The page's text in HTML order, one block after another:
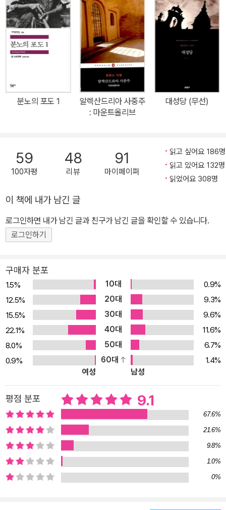
다. 서두에서부터 ‘고래’에 대한 ‘어원’ 탐구와 문헌 ‘발췌록’이 등장하
고, 작가의 체험과 도서관에서 조사하고 연구한 고래와 포경에 대한
갖가지 지식이 총망라된 이 독특한 소설은 출간 당시에는 어렵고 낯
설다는 이유로 외면당했지만 작가가 죽고 30여 년 후에 재평가되기
시작했고 오늘날 미국문학을 대표하는 걸작이 되었다. 집착과 광기에
사로잡힌 한 인간의 투쟁과 파멸을 그린 전율적인 모험소설이자 최고
의 해양문학, 미스터리와 공포가 충만한 미국식 고딕소설이자 뛰어난
상징주의 문학 또는 자연주의 문학. 이처럼 다양한 각도로 해석되고
산의 일각에 지나지 않는다. 고래에 대한 백과전서적인 이 소설은 고
래와 포경업에 관해 인류가 탐색하고 축적해온 지식들, 우주와 인간
에 대한 철학적 명상들로 가득하다. 끝없이 펼쳐지는 바다와 하늘, 거
에이해브와 모비 딕의 대결은 자연의 의지에, 우주의 힘에 대항하는
인간의 모습을 떠올리게 하고, 그때 그 바다는 우주의 섭리를, 삶의 비
극을 가르치는 장場이 된다. 부정적이고 우울한 세계관에 영혼이 마
대해 다시금 되돌아보게 된다. 24만 단어로 이루어진, 고래에 대한
방대하고도 절대적인 지식의 백과전서 19세기 미국의 포경업계는 큰
번영을 구가했다. 포경선 수는 전 유럽의 포경선을 다 합친 수의 세 배
나 많았다. 당시 미국의 고래잡이들을 오랫동안 괴롭히던 거대하고
흉포한 고래 ‘모카 딕Mocha Dick’에 대한 이야기가 1849년 《니커
보커 매거진》에 실렸는데, 이보다 앞선 1820년에 일등항해사 출신의
오웬 체이스는 <포경선 에섹스 호의 놀랍고도 비참한 침몰기>를 펴
내면서 ‘모비 딕’이란 흉포한 고래가 서경 119도의 적도 바로 남쪽에
를 타고 고래잡이를 나갈 때 이 책을 읽었고 나중에 <모비 딕>을 쓰
기 전 오웬 체이스의 아들과 만나서 정보를 얻기도 했다. <모비 딕>
의 모티브는 바로 이 <포경선 에섹스 호의 놀랍고도 비참한 침몰기>
였다. <모비 딕>은 거대한 흰 고래를 죽이려는 집념에 사로잡혀 바다
를 헤매는 에이해브의 추적에 얽힌 이야기지만 본서에서 가장 많은
부분을 차지하는 것은 ‘고래학’이다. 고래의 생태와 활동, 포경 기술과
분노의 포도 1
알렉산드리아 사중주
: 마운트올리브
대성당 (무선)
59
100자평
48
리뷰
91
마이페이퍼
읽고 싶어요 186명
읽고 있어요 132명
읽었어요 308명
이 책에 내가 남긴 글
로그인하면 내가 남긴 글과 친구가 남긴 글을 확인할 수 있습니다.
로그인하기
구매자 분포
1.5% 10대
0.9%
12.5%
20대
9.3%
15.5%
30대
9.6%
22.1%
40대
11.6%
8.0%
50대
6.7%
0.9%
60대
1.4%
여성
남성
평점 분포 9.1
67.6%
21.6%
9.8%
1.0%
0%